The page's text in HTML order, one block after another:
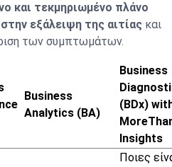
και τεκμηριωμένο πλάνο
στην εξάλειψη της αιτίας και
των συμπτωμάτων.
Business
Analytics (BA)
Business
(BDx)
Insights
Ποιες